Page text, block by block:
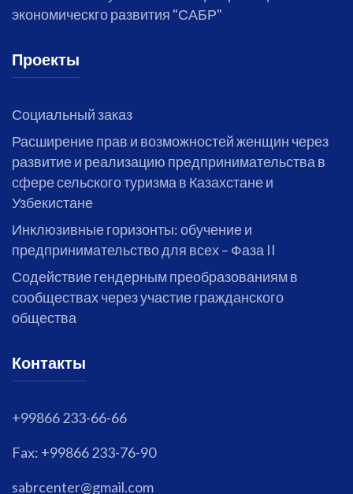
экономическго развития "САБР"
Проекты
Социальный заказ
Расширение прав и возможностей женщин через
развитие и реализацию предпринимательства в
сфере сельского туризма в Казахстане и
Узбекистане
Инклюзивные горизонты: обучение и
предпринимательство для всех – Фаза II
Содействие гендерным преобразованиям в
сообществах через участие гражданского
общества
Контакты
+99866 233-66-66
Fax: +99866 233-76-90
sabrcenter@gmail.com